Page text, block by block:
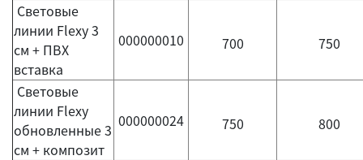
Световые
линии Flexy 3
см + ПВХ
вставка
000000010 700 750
Световые
линии Flexy
обновленные 3
см + композит
000000024 750 800